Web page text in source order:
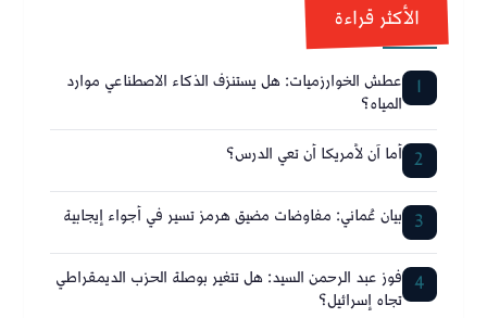
الأكثر قراءة
1 عطش الخوارزميات: هل يستنزف الذكاء الاصطناعي موارد
المياه؟
2 أما آن لأمريكا أن تعي الدرس؟
3 بيان عُماني: مفاوضات مضيق هرمز تسير في أجواء إيجابية
4 فوز عبد الرحمن السيد: هل تتغير بوصلة الحزب الديمقراطي
تجاه إسرائيل؟